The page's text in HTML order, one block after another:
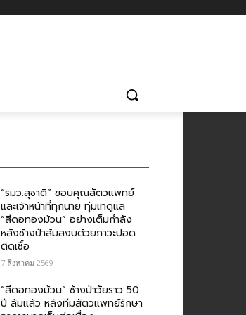
“รมว.สุชาติ” ขอบคุณสัตวแพทย์
และเจ้าหน้าที่ทุกนาย ทุ่มเทดูแล
“สีดอทองม้วน” อย่างเต็มกำลัง
หลังช้างป่าล้มสงบด้วยภาวะปอด
ติดเชื้อ
7 สิงหาคม 2569
“สีดอทองม้วน” ช้างป่าวัยราว 50
ปี ล้มแล้ว หลังทีมสัตวแพทย์รักษา